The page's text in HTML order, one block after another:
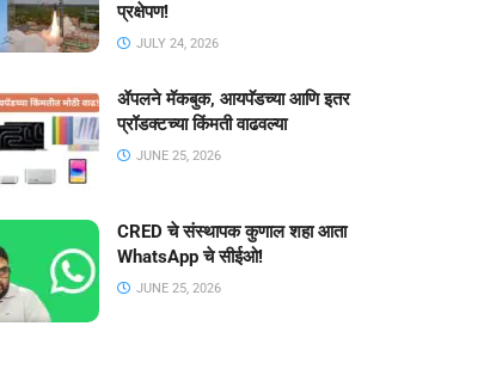
प्रक्षेपण!
JULY 24, 2026
ॲपलने मॅकबुक, आयपॅडच्या आणि इतर
प्रॉडक्टच्या किंमती वाढवल्या
JUNE 25, 2026
CRED चे संस्थापक कुणाल शहा आता
WhatsApp चे सीईओ!
JUNE 25, 2026